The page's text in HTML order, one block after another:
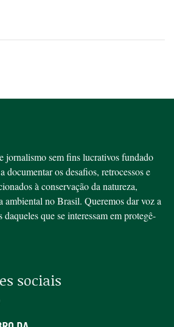
jornalismo sem fins lucrativos fundado
documentar os desafios, retrocessos e
à conservação da natureza,
ambiental no Brasil. Queremos dar voz a
daqueles que se interessam em protegê-
sociais